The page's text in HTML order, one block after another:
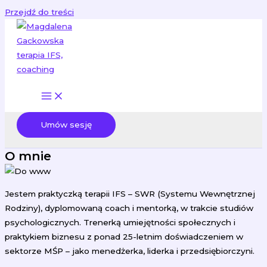
Przejdź do treści
Umów sesję
O mnie
Jestem praktyczką terapii IFS – SWR (Systemu Wewnętrznej
Rodziny), dyplomowaną coach i mentorką, w trakcie studiów
psychologicznych. Trenerką umiejętności społecznych i
praktykiem biznesu z ponad 25-letnim doświadczeniem w
sektorze MŚP – jako menedżerka, liderka i przedsiębiorczyni.